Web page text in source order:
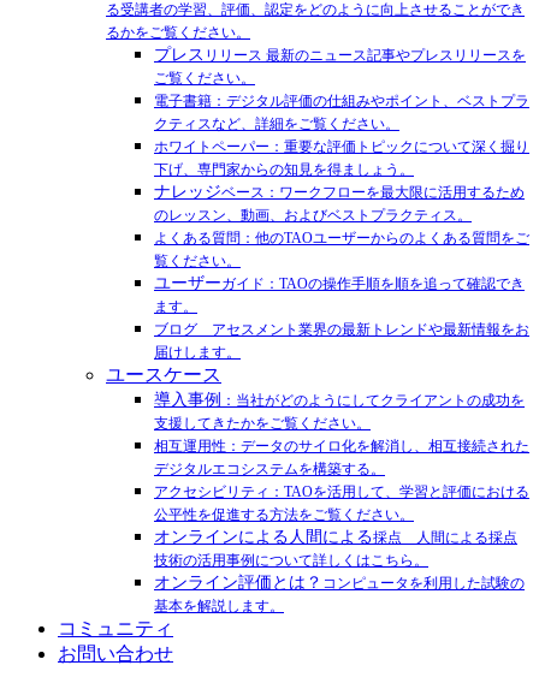
る受講者の学習、評価、認定をどのように向上させることができ
るかをご覧ください。
プレス リリース 最新のニュース記事やプレスリリースを
ご覧ください。
電子書籍：デジタル評価の仕組みやポイント、ベストプラ
クティスなど、詳細をご覧ください。
ホワイトペーパー：重要な評価トピックについて深く掘り
下げ、専門家からの知見を得ましょう。
ナレッジベース：ワークフローを最大限に活用するため
のレッスン、動画、およびベストプラクティス。
よくある質問：他のTAOユーザーからのよくある質問をご
覧ください。
ユーザーガイド：TAOの操作手順を順を追って確認でき
ます。
ブログ アセスメント業界の最新トレンドや最新情報をお
届けします。
ユースケース
導入事例 ：当社がどのようにしてクライアントの成功を
支援してきたかをご覧ください。
相互運用性：データのサイロ化を解消し、相互接続された
デジタルエコシステムを構築する。
アクセシビリティ：TAOを活用して、学習と評価における
公平性を促進する方法をご覧ください。
オンラインによる人間による採点 人間による採点
技術の活用事例について詳しくはこちら。
オンライン評価とは？ コンピュータを利用した試験の
基本を解説します。
コミュニティ
お問い合わせ